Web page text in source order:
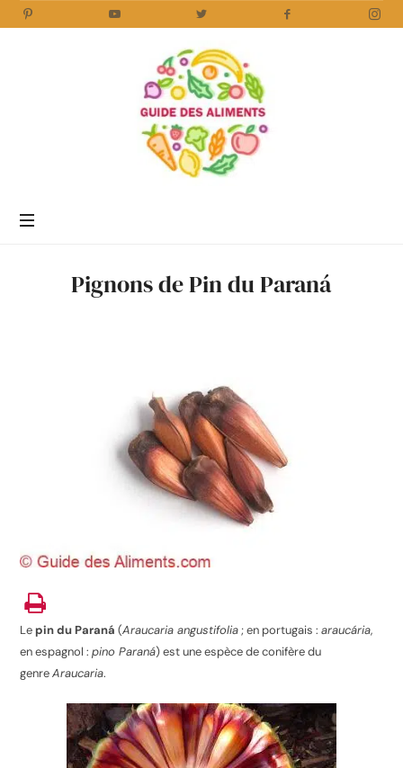
Aliments
www.guidedesaliments.com
Pignons de Pin du Paraná
Lepin du Paraná (Araucaria angustifolia; en portugais :araucária,
en espagnol :pino Paraná) est une espèce de conifère du
genreAraucaria.